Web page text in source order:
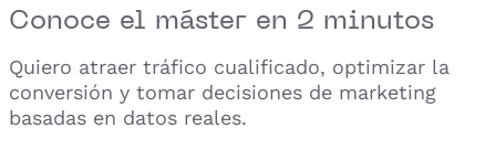
Conoce el máster en 2 minutos
Quiero atraer tráfico cualificado, optimizar la
conversión y tomar decisiones de marketing
basadas en datos reales.